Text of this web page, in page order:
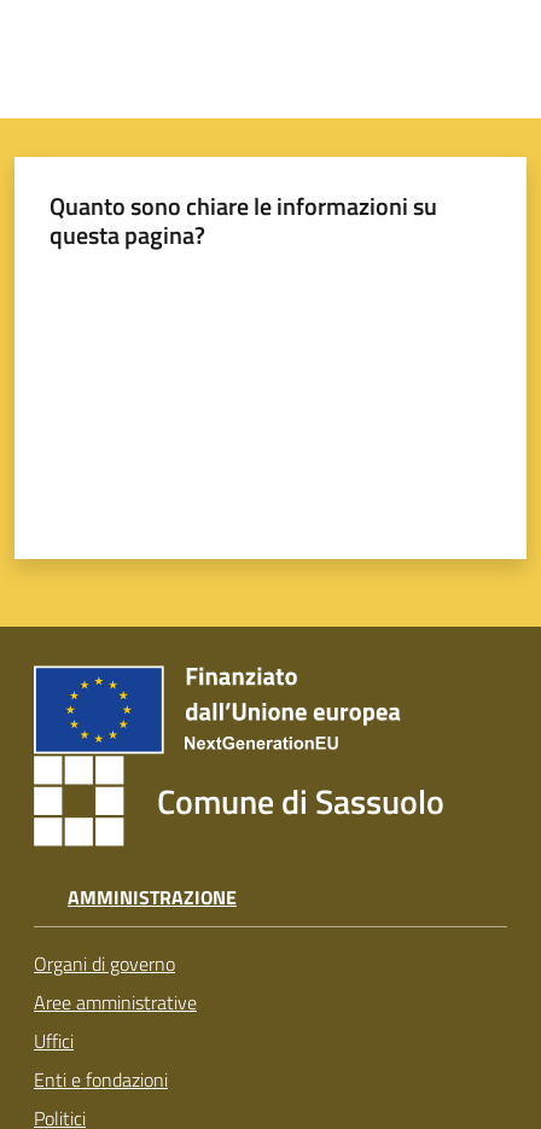
Quanto sono chiare le informazioni su
questa pagina?
Comune di Sassuolo
AMMINISTRAZIONE
Organi di governo
Aree amministrative
Uffici
Enti e fondazioni
Politici